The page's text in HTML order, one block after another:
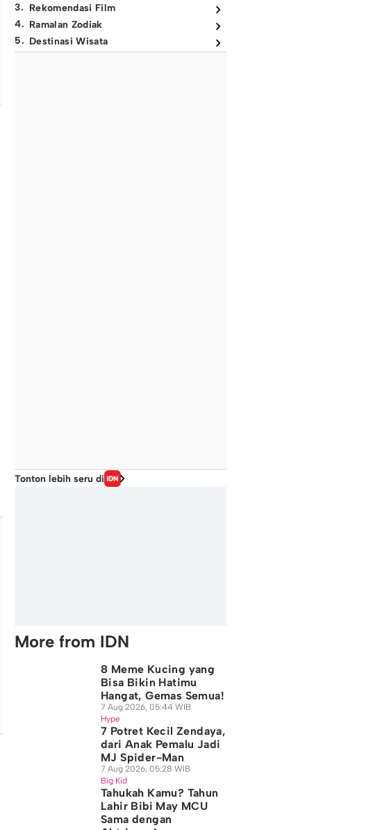
3. Rekomendasi Film
4. Ramalan Zodiak
5. Destinasi Wisata
Tonton lebih seru di
More from IDN
8 Meme Kucing yang
Bisa Bikin Hatimu
Hangat, Gemas Semua!
7 Aug 2026, 05:44 WIB
Hype
7 Potret Kecil Zendaya,
dari Anak Pemalu Jadi
MJ Spider-Man
7 Aug 2026, 05:28 WIB
Big Kid
Tahukah Kamu? Tahun
Lahir Bibi May MCU
Sama dengan